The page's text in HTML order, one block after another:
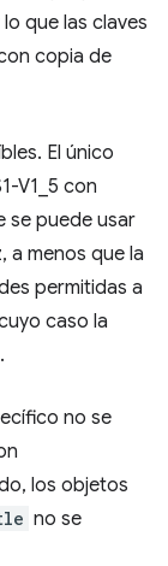
que las claves
copia de
El único
V1_5 con
se puede usar
a menos que la
permitidas a
caso la
no se
los objetos
no se